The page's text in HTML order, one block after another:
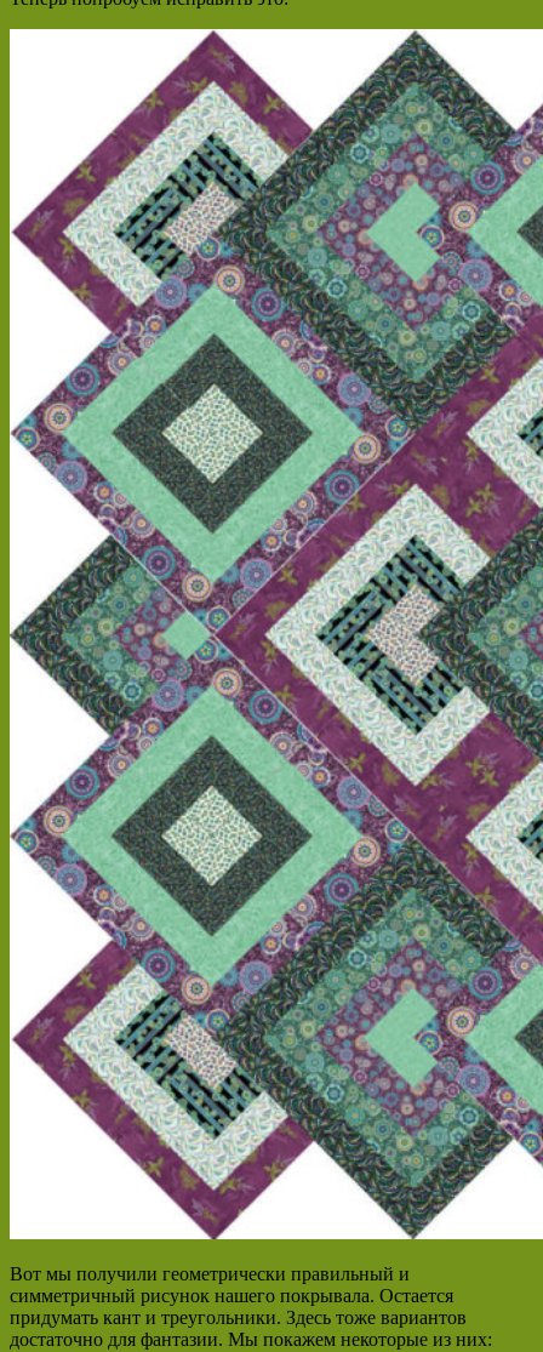
Вот мы получили геометрически правильный и
симметричный рисунок нашего покрывала. Остается
придумать кант и треугольники. Здесь тоже вариантов
достаточно для фантазии. Мы покажем некоторые из них: